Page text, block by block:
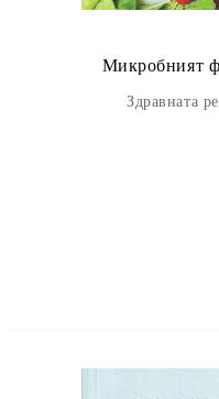
Микробният
Здравната